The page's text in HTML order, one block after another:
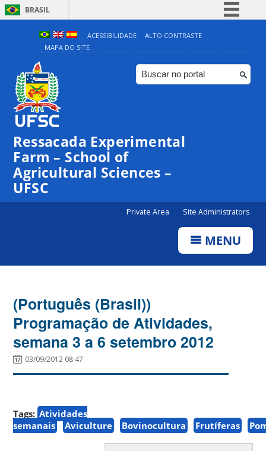
BRASIL
Simplifique!
Comunica BR
Participe
ACESSIBILIDADE
ALTO CONTRASTE
MAPA DO SITE
Ressacada Experimental
Farm – School of
Agricultural Sciences –
UFSC
Private Area Site Administrators
MENU
(Português (Brasil))
Programação de Atividades,
semana 3 a 6 setembro 2012
03/09/2012 08:47
Tags: Atividades
semanais
Aviculture Bovinocultura Frutíferas